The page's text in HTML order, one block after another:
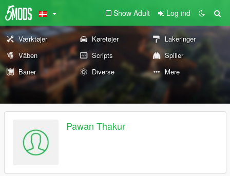
Show Adult Log ind
Værktøjer Køretøjer
Lakeringer
Våben
Scripts
Spiller
Baner
Diverse Mere
Pawan Thakur